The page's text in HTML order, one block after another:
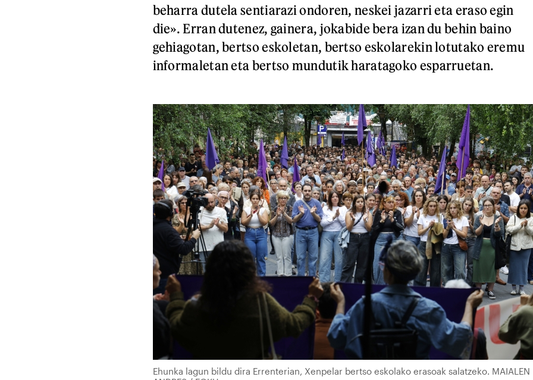
beharra dutela sentiarazi ondoren, neskei jazarri eta eraso egin
die». Erran dutenez, gainera, jokabide bera izan du behin baino
gehiagotan, bertso eskoletan, bertso eskolarekin lotutako eremu
informaletan eta bertso mundutik haratagoko esparruetan.
Ehunka lagun bildu dira Errenterian, Xenpelar bertso eskolako erasoak salatzeko. MAIALEN